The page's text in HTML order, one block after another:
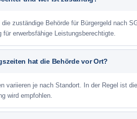
zuständige Behörde für Bürgergeld nach
für erwerbsfähige Leistungsberechtigte.
hat die Behörde vor Ort?
variieren je nach Standort. In der Regel ist
wird empfohlen.